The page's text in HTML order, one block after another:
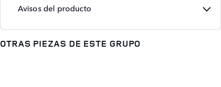
Avisos del producto
OTRAS PIEZAS DE ESTE GRUPO